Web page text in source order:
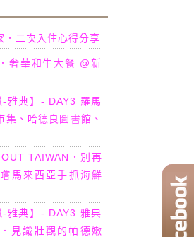
．二次入住心得分享
奢華和牛大餐 @新
-雅典】- DAY3 羅馬
集、哈德良圖書館、
OUT TAIWAN．別再
馬來西亞手抓海鮮
-雅典】- DAY3 雅典
見識壯觀的帕德嫩